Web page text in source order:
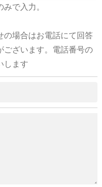
で入力。
場合はお電話にて回答
ございます。電話番号の
します